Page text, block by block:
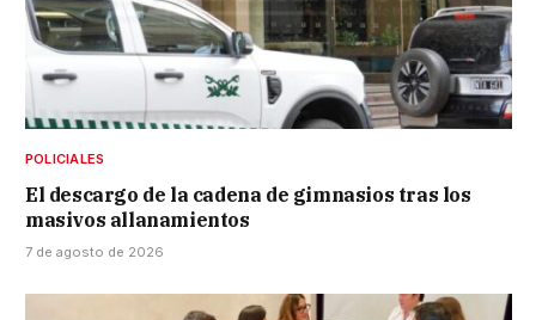
POLICIALES
El descargo de la cadena de gimnasios tras los
masivos allanamientos
7 de agosto de 2026